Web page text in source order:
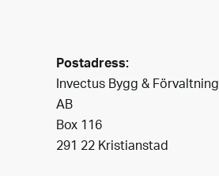
Postadress:
Invectus Bygg & Förvaltning
AB
Box 116
291 22 Kristianstad